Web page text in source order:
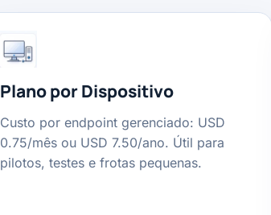
Plano por Dispositivo
Custo por endpoint gerenciado: USD
0.75/mês ou USD 7.50/ano. Útil para
pilotos, testes e frotas pequenas.